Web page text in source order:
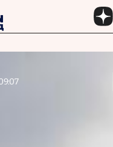
содержанию